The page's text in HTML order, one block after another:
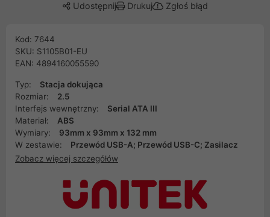
Udostępnij Drukuj Zgłoś błąd
Kod: 7644
SKU: S1105B01-EU
EAN: 4894160055590
Typ:
Stacja dokująca
Rozmiar:
2.5
Interfejs wewnętrzny:
Serial ATA III
Materiał:
ABS
Wymiary:
93mm x 93mm x 132 mm
W zestawie:
Przewód USB-A; Przewód USB-C; Zasilacz
Zobacz więcej szczegółów